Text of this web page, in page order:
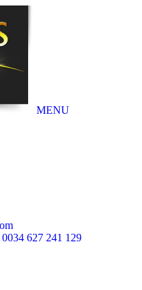
MENU
0034 627 241 129